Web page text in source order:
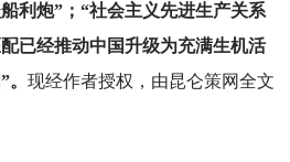
利炮”；“社会主义先进生产关系
已经推动中国升级为充满生机活
现经作者授权，由昆仑策网全文